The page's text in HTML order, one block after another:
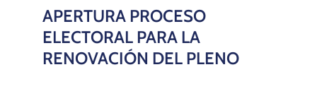
APERTURA PROCESO
ELECTORAL PARA LA
RENOVACIÓN DEL PLENO